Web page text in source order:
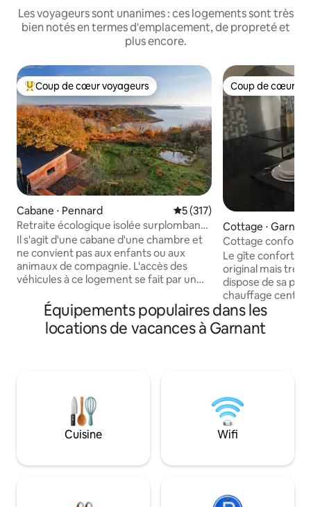
Les voyageurs sont unanimes : ces logements sont très
bien notés en termes d'emplacement, de propreté et
plus encore.
Coups de cœur voyageurs les plus appréciés
Coup de cœur voyageurs
Cabane ⋅ Pennard Évaluation moyenne sur la
5 (317)
Retraite écologique isolée surplombant
la magnifique baie de Pwlldu
Il s'agit d'une cabane d'une chambre et
ne convient pas aux enfants ou aux
animaux de compagnie. L'accès des
véhicules à ce logement se fait par un
nids de poule TRÈS BOSSELÉS. La
première chose que les visiteurs
remarquent est « la vue ». Le Bunkhouse
Éloignez-vous de l'agitation de la vie
urbaine, faites une pause et connectez-
vous à la nature sauvage, et détendez-
vous au son de la mer tandis que la côte
Coup de cœur
Coup de cœur
Cottage ⋅ Garnant
Cottage
Le gîte
original mais très
dispose de sa
chauffage
gaz (aspect poêle
douillettes à la
salon, d'une
du chalet. Le chalet est situé dans le
village de
parcours de golf
locaux Il est à proximité de la M4. Au
Brecon Beacons.
Équipements populaires dans les
locations de vacances à Garnant
Cuisine Wifi